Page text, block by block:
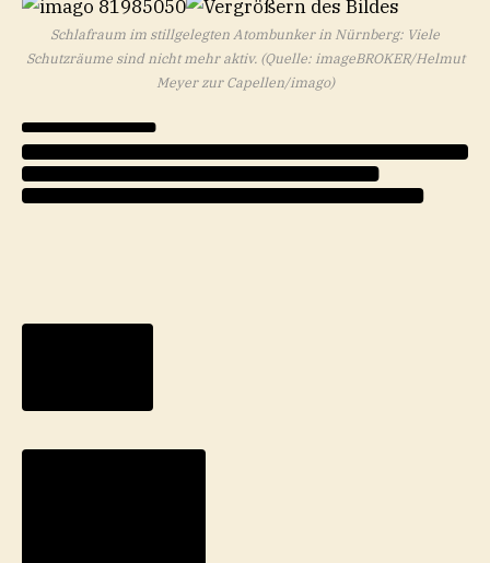
Schlafraum im stillgelegten Atombunker in Nürnberg: Viele
Schutzräume sind nicht mehr aktiv. (Quelle: imageBROKER/Helmut
Meyer zur Capellen/imago)